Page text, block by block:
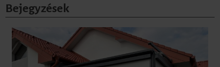
Bejegyzések